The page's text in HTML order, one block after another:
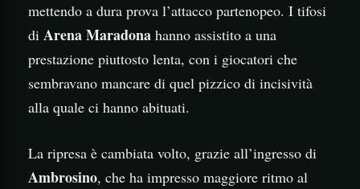
mettendo a dura prova l’attacco partenopeo. I tifosi
di Arena Maradona hanno assistito a una
prestazione piuttosto lenta, con i giocatori che
sembravano mancare di quel pizzico di incisività
alla quale ci hanno abituati.
La ripresa è cambiata volto, grazie all’ingresso di
Ambrosino, che ha impresso maggiore ritmo al